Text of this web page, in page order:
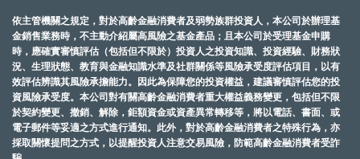
依主管機關之規定，對於高齡金融消費者及弱勢族群投資人，本公司於辦理基
金銷售業務時，不主動介紹屬高風險之基金產品；且本公司於受理基金申購
時，應確實審慎評估（包括但不限於）投資人之投資知識、投資經驗、財務狀
況、生理狀態、教育與金融知識水準及社群關係等風險承受度評估項目，以有
效評估辨識其風險承擔能力。因此為保障您的投資權益，建議審慎評估您的投
資風險承受度。本公司對有關高齡金融消費者重大權益義務變更，包括但不限
於契約變更、撤銷、解除，鉅額資金或資產異常轉移等，將以電話、書面、或
電子郵件等妥適之方式進行通知。此外，對於高齡金融消費者之特殊行為，亦
採取關懷提問之方式，以提醒投資人注意交易風險，防範高齡金融消費者受詐